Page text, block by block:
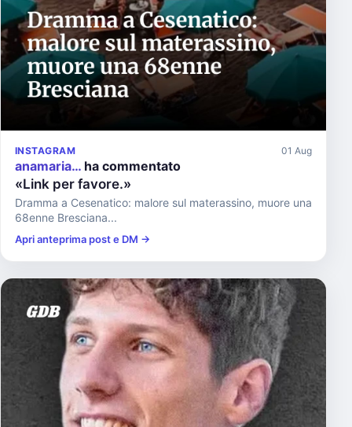
INSTAGRAM 01 Aug
anamaria… ha commentato
«Link per favore.»
Dramma a Cesenatico: malore sul materassino, muore una
68enne Bresciana...
Apri anteprima post e DM →